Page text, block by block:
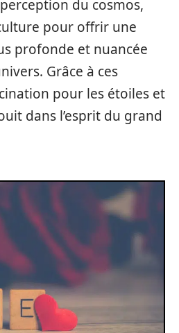
du cosmos,
pour offrir une
profonde et nuancée
Grâce à ces
pour les étoiles et
dans l’esprit du grand